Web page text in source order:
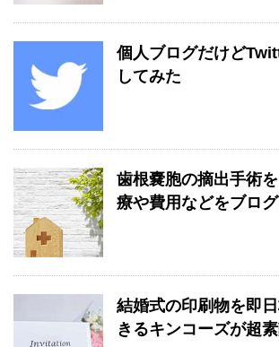
個人ブログだけど
してみた
歯根嚢胞の摘出手術
療や費用などをブロ
結婚式の印刷物を即
きるキンコーズが超素